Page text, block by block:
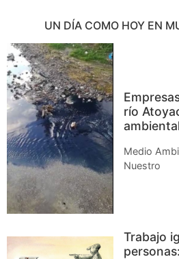
UN DÍA COMO HOY EN
río
Medio
Nuestro
Trabajo